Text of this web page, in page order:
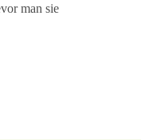
man sie